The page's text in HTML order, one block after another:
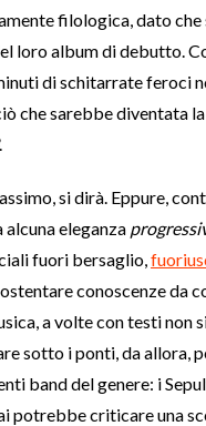
filologica, dato
loro album di debutto.
di schitarrate feroci
che sarebbe diventata
.
si dirà. Eppure,
alcuna eleganza
fuori bersaglio,
conoscenze
a volte con testi
sotto i ponti, da allora,
band del genere: i
potrebbe criticare una